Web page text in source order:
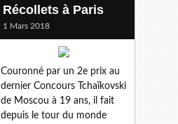
Récollets à Paris
1 Mars 2018
Couronné par un 2e prix au
dernier Concours Tchaïkovski
de Moscou à 19 ans, il fait
depuis le tour du monde